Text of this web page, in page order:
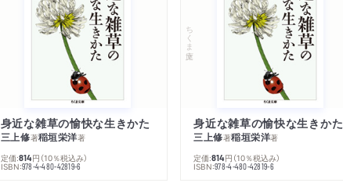
身近な雑草の愉快な生きかた
三上修著稲垣栄洋著
定価:814円 （10％税込み）
ISBN:978-4-480-42819-6
ちくま文庫
身近な雑草の愉快な生きかた
三上修著稲垣栄洋著
定価:814円 （10％税込み）
ISBN:978-4-480-42819-6